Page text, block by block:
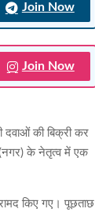
Join Now
Join Now
दवाओं की बिक्री कर
(नगर) के नेतृत्व में एक
किए गए। पूछताछ